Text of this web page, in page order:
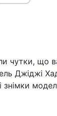
чутки, що
Джіджі
знімки